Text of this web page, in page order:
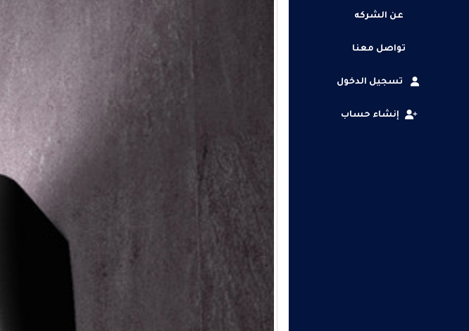
عن الشركه
تواصل معنا
تسجيل الدخول
إنشاء حساب